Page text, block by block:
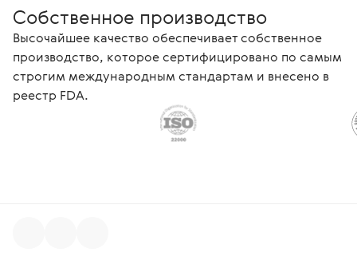
Собственное производство
Высочайшее качество обеспечивает собственное
производство, которое сертифицировано по самым
строгим международным стандартам и внесено в
реестр FDA.